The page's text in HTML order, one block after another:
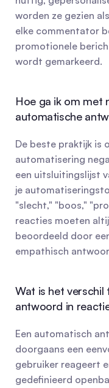
worden ze gezien
elke commentator
promotionele
wordt gemarkeerd.
Hoe ga ik om met
automatische
De beste praktijk is
automatisering
een uitsluitingslijst
je
"slecht," "boos,"
reacties moeten
beoordeeld door
empathisch
Wat is het verschil
antwoord in
Een automatisch
doorgaans een
gebruiker reageert
gedefinieerd